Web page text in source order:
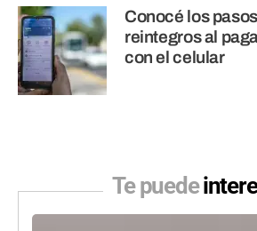
Conocé los
reintegros al
con el celular
Te puede